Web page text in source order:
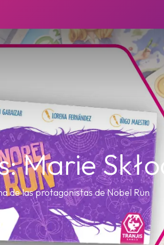
Marie
de las protagonistas de Nobel Run